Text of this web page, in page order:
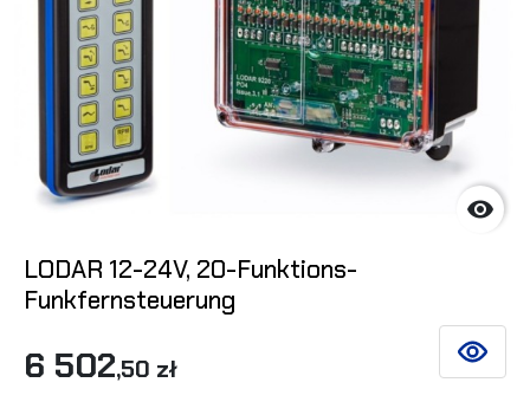

LODAR 12-24V, 20-Funktions-
Funkfernsteuerung
6 502,50 zł SIEHE